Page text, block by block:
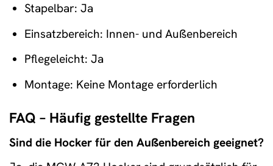
Stapelbar: Ja
Einsatzbereich: Innen- und Außenbereich
Pflegeleicht: Ja
Montage: Keine Montage erforderlich
FAQ – Häufig gestellte Fragen
Sind die Hocker für den Außenbereich geeignet?